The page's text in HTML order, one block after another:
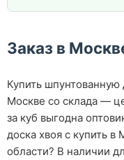
Заказ в
Купить шпунтованную
Москве со склада —
за куб выгодна
доска хвоя с купить в
области? В наличии